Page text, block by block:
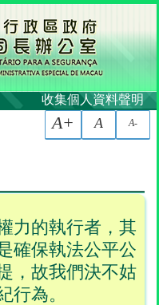
收集個人資料聲明
A-
A
A+
力的執行者，其
確保執法公平公
，故我們決不姑
行為。